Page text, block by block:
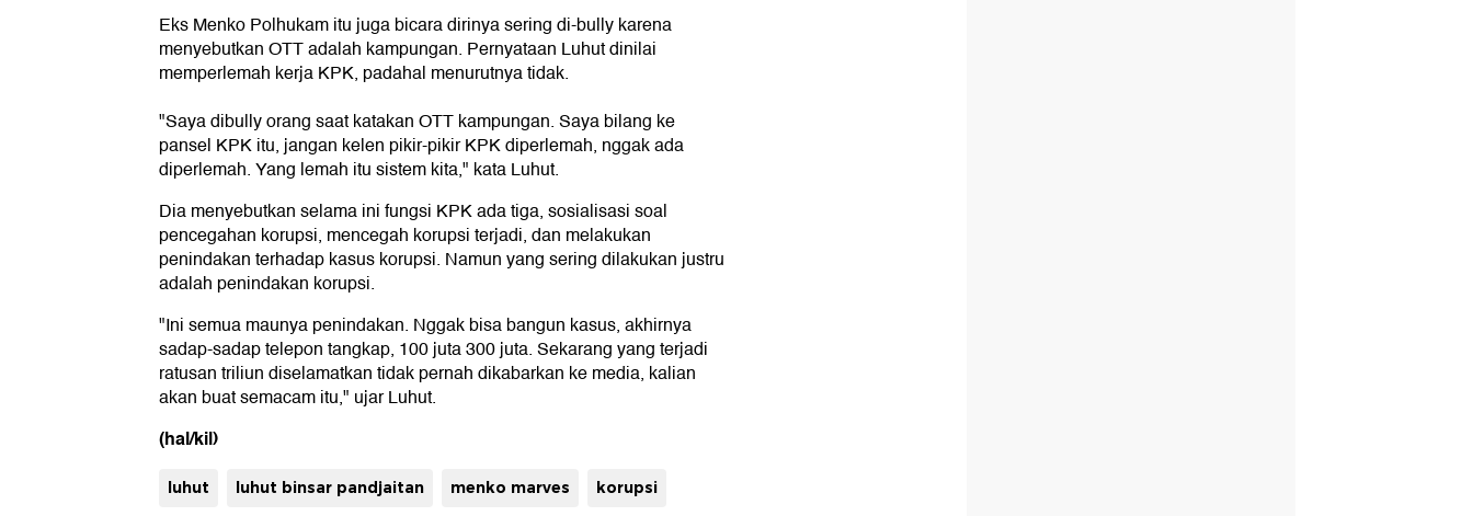
Eks Menko Polhukam itu juga bicara dirinya sering di-bully karena
menyebutkan OTT adalah kampungan. Pernyataan Luhut dinilai
memperlemah kerja KPK, padahal menurutnya tidak.
"Saya dibully orang saat katakan OTT kampungan. Saya bilang ke
pansel KPK itu, jangan kelen pikir-pikir KPK diperlemah, nggak ada
diperlemah. Yang lemah itu sistem kita," kata Luhut.
Dia menyebutkan selama ini fungsi KPK ada tiga, sosialisasi soal
pencegahan korupsi, mencegah korupsi terjadi, dan melakukan
penindakan terhadap kasus korupsi. Namun yang sering dilakukan justru
adalah penindakan korupsi.
"Ini semua maunya penindakan. Nggak bisa bangun kasus, akhirnya
sadap-sadap telepon tangkap, 100 juta 300 juta. Sekarang yang terjadi
ratusan triliun diselamatkan tidak pernah dikabarkan ke media, kalian
akan buat semacam itu," ujar Luhut.
(hal/kil)
luhut luhut binsar pandjaitan menko marves korupsi